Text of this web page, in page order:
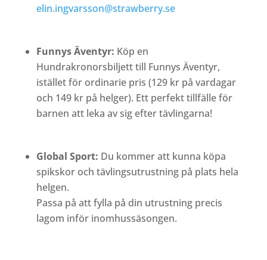
elin.ingvarsson@strawberry.se
Funnys Äventyr: Köp en
Hundrakronorsbiljett till Funnys Äventyr,
istället för ordinarie pris (129 kr på vardagar
och 149 kr på helger). Ett perfekt tillfälle för
barnen att leka av sig efter tävlingarna!
Global Sport: Du kommer att kunna köpa
spikskor och tävlingsutrustning på plats hela
helgen.
Passa på att fylla på din utrustning precis
lagom inför inomhussäsongen.